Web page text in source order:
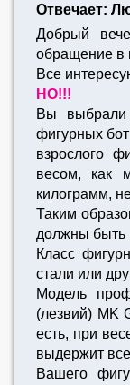
Отвечает:
Добрый
обращение в
Все
НО!!!
Вы выбрали
фигурных
взрослого
весом, как
килограмм,
Таким
должны быть
Класс
стали или
Модель
(лезвий) MK
есть, при
выдержит
Вашего